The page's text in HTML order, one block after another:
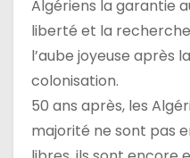
Algériens la garantie
liberté et la
l’aube joyeuse après
colonisation.
50 ans après, les
majorité ne sont pas